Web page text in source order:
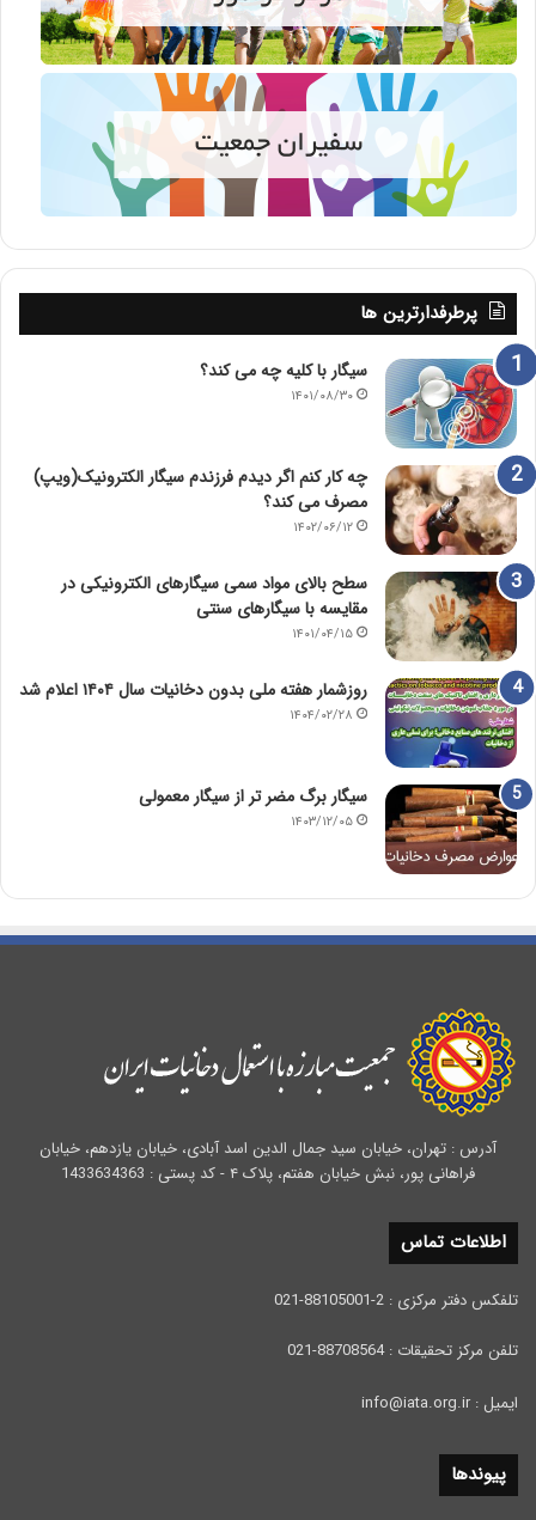
پرطرفدارترین ها
سیگار با کلیه چه می کند؟
۱۴۰۱/۰۸/۳۰
چه کار کنم اگر دیدم فرزندم سیگار الکترونیک(ویپ)
مصرف می کند؟
۱۴۰۲/۰۶/۱۲
سطح بالای مواد سمی سیگارهای الکترونیکی در
مقایسه با سیگارهای سنتی
۱۴۰۱/۰۴/۱۵
روزشمار هفته ملی بدون دخانیات سال ۱۴۰۴ اعلام شد
۱۴۰۴/۰۲/۲۸
سیگار برگ مضر تر از سیگار معمولی
۱۴۰۳/۱۲/۰۵
آدرس : تهران، خیابان سید جمال الدین اسد آبادی، خیابان یازدهم، خیابان
فراهانی پور، نبش خیابان هفتم، پلاک ۴ - کد پستی : 1433634363
اطلاعات تماس
تلفکس دفتر مرکزی : 2-88105001-021
تلفن مرکز تحقیقات : 88708564-021
ایمیل : info@iata.org.ir
پیوندها